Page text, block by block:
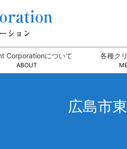
Corporationについて
ABOUT
各種ク
広島市